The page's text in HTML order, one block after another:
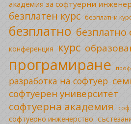
академия за софтуерни
безплатен курс безплатни
безплатно безплатно
конференция курс
програмиране
разработка на софтуер
софтуерен университет
софтуерна академия
софтуерно инженерство